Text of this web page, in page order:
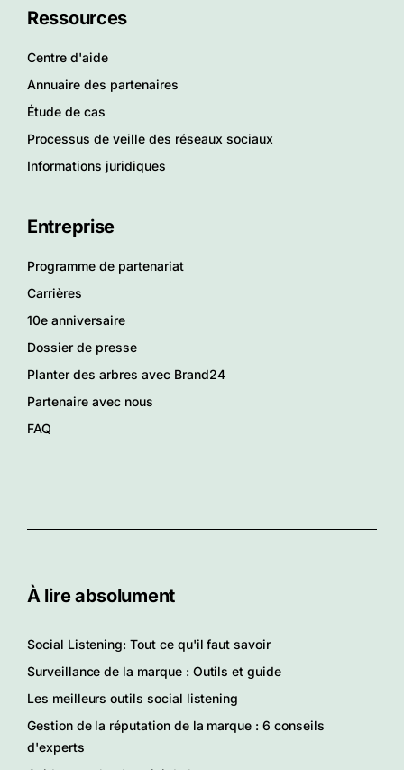
Ressources
Centre d'aide
Annuaire des partenaires
Étude de cas
Processus de veille des réseaux sociaux
Informations juridiques
Entreprise
Programme de partenariat
Carrières
10e anniversaire
Dossier de presse
Planter des arbres avec Brand24
Partenaire avec nous
FAQ
À lire absolument
Social Listening: Tout ce qu'il faut savoir
Surveillance de la marque : Outils et guide
Les meilleurs outils social listening
Gestion de la réputation de la marque : 6 conseils
d'experts